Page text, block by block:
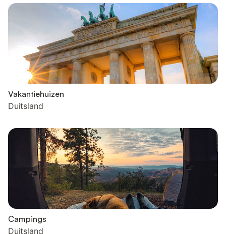
Vakantiehuizen
Duitsland
Campings
Duitsland